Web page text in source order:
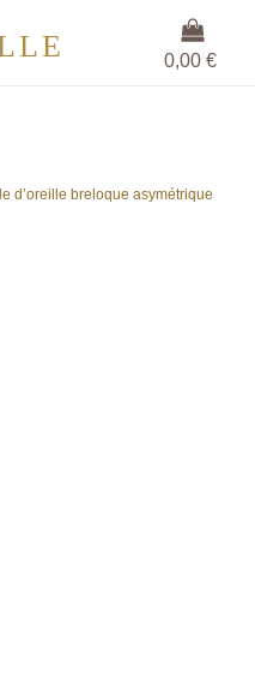
0,00 €
d’oreille breloque asymétrique